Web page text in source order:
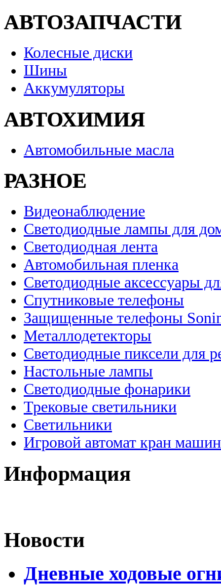
АВТОЗАПЧАСТИ
Колесные диски
Шины
Аккумуляторы
АВТОХИМИЯ
Автомобильные масла
РАЗНОЕ
Видеонаблюдение
Светодиодные лампы для
Светодиодная лента
Автомобильная пленка
Светодиодные аксессуары
Спутниковые телефоны
Защищенные телефоны
Металлодетекторы
Светодиодные пиксели для
Настольные лампы
Светодиодные фонарики
Трековые светильники
Светильники
Игровой автомат кран
Информация
Новости
Дневные ходовые